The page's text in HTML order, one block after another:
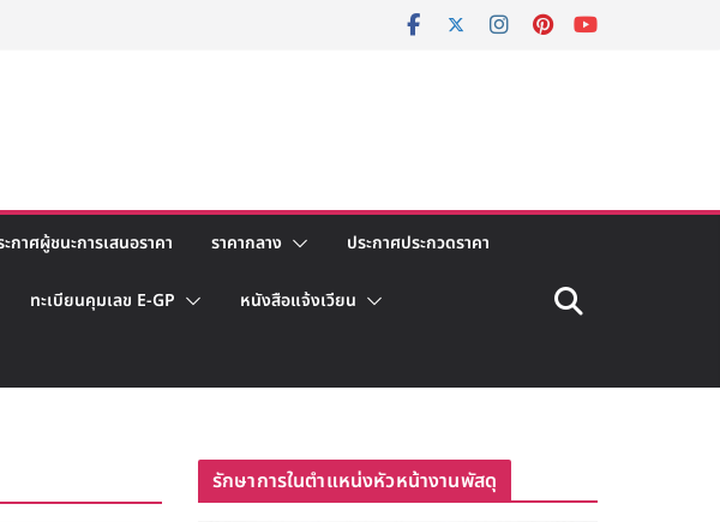
ะกาศผู้ชนะการเสนอราคา ราคากลาง ประกาศประกวดราคา
ทะเบียนคุมเลข E-GP หนังสือแจ้งเวียน
รักษาการในตำแหน่งหัวหน้างานพัสดุ